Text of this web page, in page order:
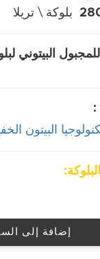
بلوكة \ تريلا
البيتوني
:
البيتون
إضافة إلى